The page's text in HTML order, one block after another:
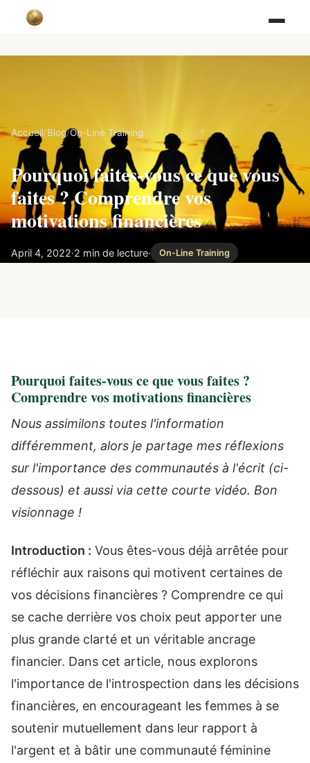
Accueil/Blog/On-Line Training
Pourquoi faites-vous ce que vous
faites ? Comprendre vos
motivations financières
April 4, 2022·2 min de lecture· On-Line Training
Pourquoi faites-vous ce que vous faites ?
Comprendre vos motivations financières
Nous assimilons toutes l'information
différemment, alors je partage mes réflexions
sur l'importance des communautés à l'écrit (ci-
dessous) et aussi via cette courte vidéo. Bon
visionnage !
Introduction : Vous êtes-vous déjà arrêtée pour
réfléchir aux raisons qui motivent certaines de
vos décisions financières ? Comprendre ce qui
se cache derrière vos choix peut apporter une
plus grande clarté et un véritable ancrage
financier. Dans cet article, nous explorons
l'importance de l'introspection dans les décisions
financières, en encourageant les femmes à se
soutenir mutuellement dans leur rapport à
l'argent et à bâtir une communauté féminine